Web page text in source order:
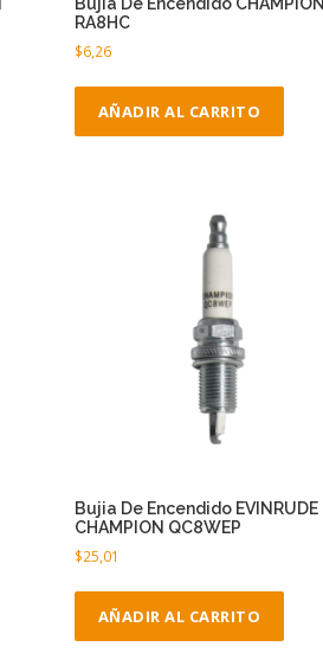
RA8HC
$6,26
AÑADIR AL CARRITO
Bujia De Encendido EVINRUDE
CHAMPION QC8WEP
$25,01
AÑADIR AL CARRITO